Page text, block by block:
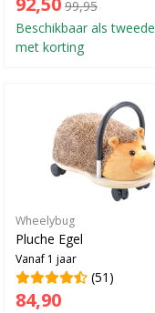
99,95
Beschikbaar als
met korting
Wheelybug
Pluche Egel
Vanaf 1 jaar
(51)
84,90